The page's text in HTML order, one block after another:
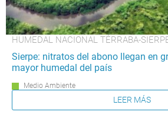
HUMEDAL NACIONAL TÉRRABA-
Sierpe: nitratos del abono llegan en
mayor humedal del país
Medio Ambiente
LEER MÁS